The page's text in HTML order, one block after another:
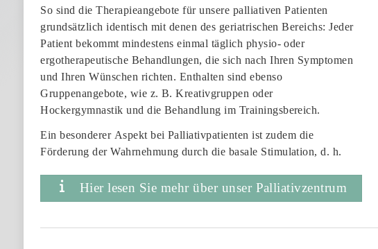
So sind die Therapieangebote für unsere palliativen Patienten
grundsätzlich identisch mit denen des geriatrischen Bereichs: Jeder
Patient bekommt mindestens einmal täglich physio- oder
ergotherapeutische Behandlungen, die sich nach Ihren Symptomen
und Ihren Wünschen richten. Enthalten sind ebenso
Gruppenangebote, wie z. B. Kreativgruppen oder
Hockergymnastik und die Behandlung im Trainingsbereich.
Ein besonderer Aspekt bei Palliativpatienten ist zudem die
Förderung der Wahrnehmung durch die basale Stimulation, d. h.
Hier lesen Sie mehr über unser Palliativzentrum